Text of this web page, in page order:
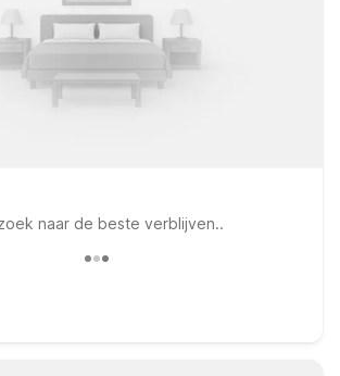
naar de beste verblijven..